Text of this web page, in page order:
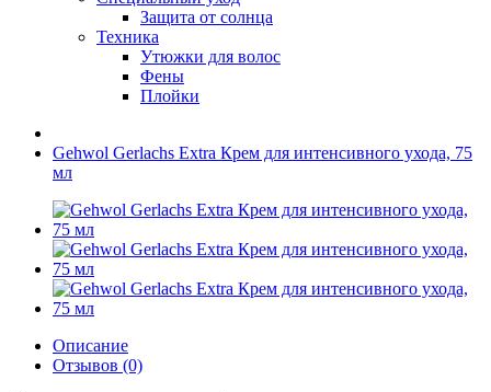
Защита от солнца
Техника
Утюжки для волос
Фены
Плойки
Gehwol Gerlachs Extra Крем для интенсивного ухода, 75
мл
Описание
Отзывов (0)